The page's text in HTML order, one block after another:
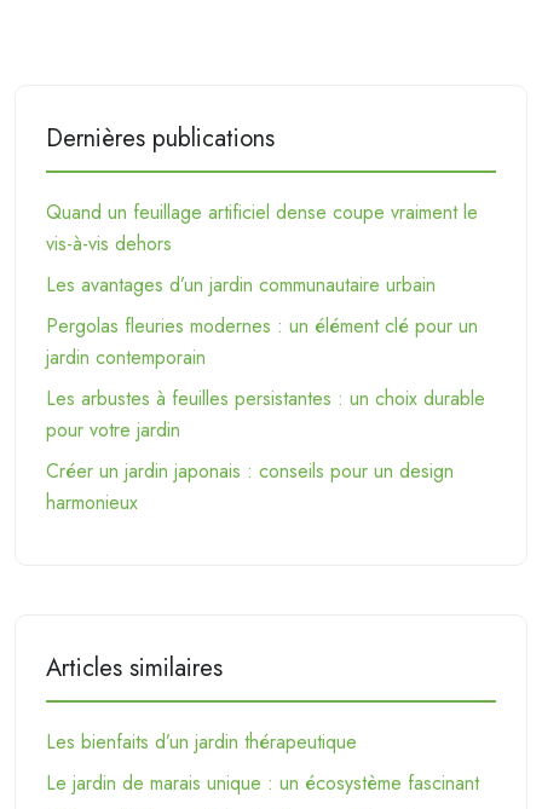
Dernières publications
Quand un feuillage artificiel dense coupe vraiment le
vis-à-vis dehors
Les avantages d’un jardin communautaire urbain
Pergolas fleuries modernes : un élément clé pour un
jardin contemporain
Les arbustes à feuilles persistantes : un choix durable
pour votre jardin
Créer un jardin japonais : conseils pour un design
harmonieux
Articles similaires
Les bienfaits d’un jardin thérapeutique
Le jardin de marais unique : un écosystème fascinant